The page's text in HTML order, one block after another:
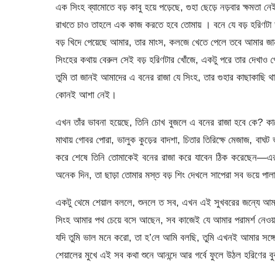
এক সিংহ ব্যামোতে বড় কাবু হয়ে পড়েছে, গুহা ছেড়ে নড়বার ক্ষমতা
রাখতে চাও তাহলে এক কাজ করতে হবে তোমায় । বনে যে বড় হরিণটা
বড় খিদে পেয়েছে আমার, তার মাংস, কলজে খেতে পেলে তবে আমার
সিংহের কথায় বেরুল সেই বড় হরিণটার খোঁজে, একটু পরে তার
তুমি তা জানই আমাদের এ বনের রাজা যে সিংহ, তার গুহার
কোনই আশা নেই।
এখন তাঁর ভাবনা হয়েছে, তিনি চোখ বুজলে এ বনের রাজা হবে কে?
মাথায় গোবর পোরা, ভালুক কুড়ের বাদশা, চিতার তিরিক্ষে মেজাজ,
করে শেষে তিনি তোমাকেই বনের রাজা করে যাবেন ঠিক
অনেক দিন, তা ছাড়া তোমার মস্ত বড় শিং দেখলে সাপেরা সব ভয়ে
একটু থেমে শেয়াল বললে, শুনলে ত সব, এখন এই সুখবরের জন্যে
সিংহ আমার পথ চেয়ে বসে আছেন, সব কাজেই যে আমার পরামর্শ
যদি তুমি ভাল মনে করো, তা হ’লে আমি বলছি, তুমি এখনই আমার
শেয়ালের মুখে এই সব কথা শুনে আনন্দে আর গর্বে ফুলে উঠল হরিণের